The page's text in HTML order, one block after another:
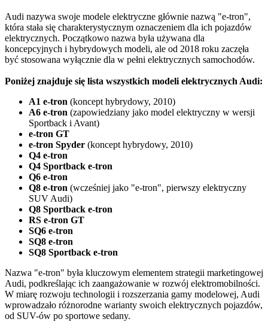
Audi nazywa swoje modele elektryczne głównie nazwą "e-tron",
która stała się charakterystycznym oznaczeniem dla ich pojazdów
elektrycznych. Początkowo nazwa była używana dla
koncepcyjnych i hybrydowych modeli, ale od 2018 roku zaczęła
być stosowana wyłącznie dla w pełni elektrycznych samochodów.
Poniżej znajduje się lista wszystkich modeli elektrycznych Audi:
A1 e-tron (koncept hybrydowy, 2010)
A6 e-tron (zapowiedziany jako model elektryczny w wersji
Sportback i Avant)
e-tron GT
e-tron Spyder (koncept hybrydowy, 2010)
Q4 e-tron
Q4 Sportback e-tron
Q6 e-tron
Q8 e-tron (wcześniej jako "e-tron", pierwszy elektryczny
SUV Audi)
Q8 Sportback e-tron
RS e-tron GT
SQ6 e-tron
SQ8 e-tron
SQ8 Sportback e-tron
Nazwa "e-tron" była kluczowym elementem strategii marketingowej
Audi, podkreślając ich zaangażowanie w rozwój elektromobilności.
W miarę rozwoju technologii i rozszerzania gamy modelowej, Audi
wprowadzało różnorodne warianty swoich elektrycznych pojazdów,
od SUV-ów po sportowe sedany.